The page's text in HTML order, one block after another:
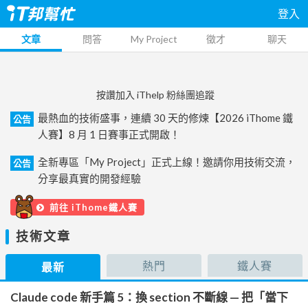
登入
文章 問答 My Project 徵才 聊天
按讚加入 iThelp 粉絲團追蹤
公告
最熱血的技術盛事，連續 30 天的修煉【2026 iThome 鐵
人賽】8 月 1 日賽事正式開啟！
公告
全新專區「My Project」正式上線！邀請你用技術交流，
分享最真實的開發經驗
前往 iThome鐵人賽
技術文章
最新 熱門 鐵人賽
Claude code 新手篇 5：換 section 不斷線 — 把「當下